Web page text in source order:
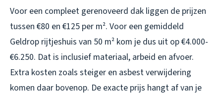
Voor een compleet gerenoveerd dak liggen de prijzen
tussen €80 en €125 per m². Voor een gemiddeld
Geldrop rijtjeshuis van 50 m² kom je dus uit op €4.000-
€6.250. Dat is inclusief materiaal, arbeid en afvoer.
Extra kosten zoals steiger en asbest verwijdering
komen daar bovenop. De exacte prijs hangt af van je